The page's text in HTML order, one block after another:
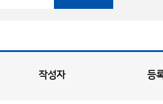
작성자 등